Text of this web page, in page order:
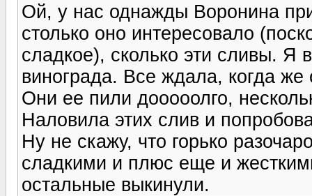
Ой, у нас однажды Воронина
столько оно интересовало
сладкое), сколько эти сливы. Я
винограда. Все ждала, когда
Они ее пили дооооолго,
Наловила этих слив и
Ну не скажу, что горько
сладкими и плюс еще и
остальные выкинули.